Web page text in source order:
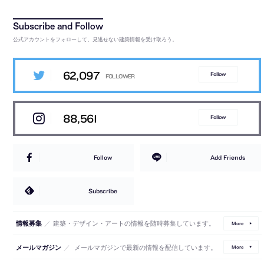
公式アカウントをフォローして、見逃せない建築情報を受け取ろう。
62,097 Follow
88,561 Follow
Follow Add Friends
Subscribe
情報募集 ／ 建築・デザイン・アートの情報を随時募集しています。 More
メールマガジン ／ メールマガジンで最新の情報を配信しています。 More